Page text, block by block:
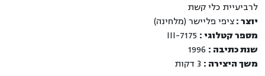
לרביעיית כלי קשת
יוצר :ציפי פליישר (מלחינה)
מספר קטלוגי :
שנת כתיבה :
משך היצירה :